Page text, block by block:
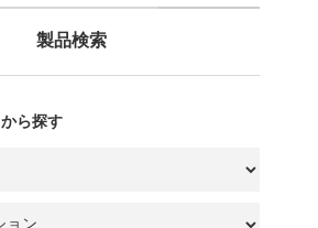
製品検索
ら探す